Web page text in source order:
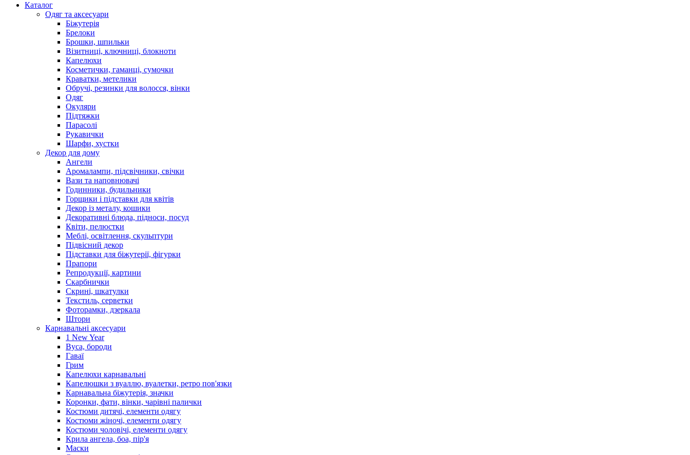
Каталог
Oдяг та аксесуари
Біжутерія
Брелоки
Брошки, шпильки
Візитниці, ключниці, блокноти
Капелюхи
Косметички, гаманці, сумочки
Краватки, метелики
Обручі, резинки для волосся, вінки
Одяг
Окуляри
Підтяжки
Парасолі
Рукавички
Шарфи, хустки
Декор для дому
Ангели
Аромалампи, підсвічники, свічки
Вази та наповнювачі
Годинники, будильники
Горщики і підставки для квітів
Декор із металу, кошики
Декоративні блюда, підноси, посуд
Квіти, пелюстки
Меблі, освітлення, скульптури
Підвісний декор
Підставки для біжутерії, фігурки
Прапори
Репродукції, картини
Скарбнички
Скрині, шкатулки
Текстиль, серветки
Фоторамки, дзеркала
Штори
Карнавальні аксесуари
1 New Year
Вуса, бороди
Гаваї
Грим
Капелюхи карнавальні
Капелюшки з вуаллю, вуалетки, ретро пов'язки
Карнавальна біжутерія, значки
Коронки, фати, вінки, чарівні палички
Костюми дитячі, елементи одягу
Костюми жіночі, елементи одягу
Костюми чоловічі, елементи одягу
Крила ангела, боа, пір'я
Маски